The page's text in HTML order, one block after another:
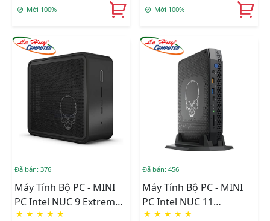
Ổ Cứng Option
Mới 100%
Ổ Cứng Option
Mới 100%
Đã bán: 376
Máy Tính Bộ PC - MINI
PC Intel NUC 9 Extreme
Kit I5-9300H/Intel UHD
★ ★ ★ ★ ★
Đã bán: 456
Máy Tính Bộ PC - MINI
PC Intel NUC 11
Enthusiast NUC11PHKi7
★ ★ ★ ★ ★